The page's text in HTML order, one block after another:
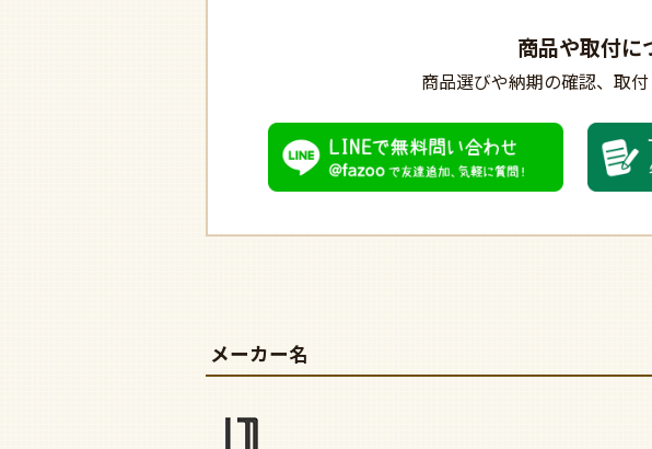
商品や取付に
商品選びや納期の確認、 取付
メーカー名